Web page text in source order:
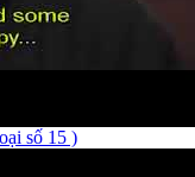
số 15 )